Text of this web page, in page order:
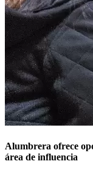
Alumbrera ofrece
área de influencia